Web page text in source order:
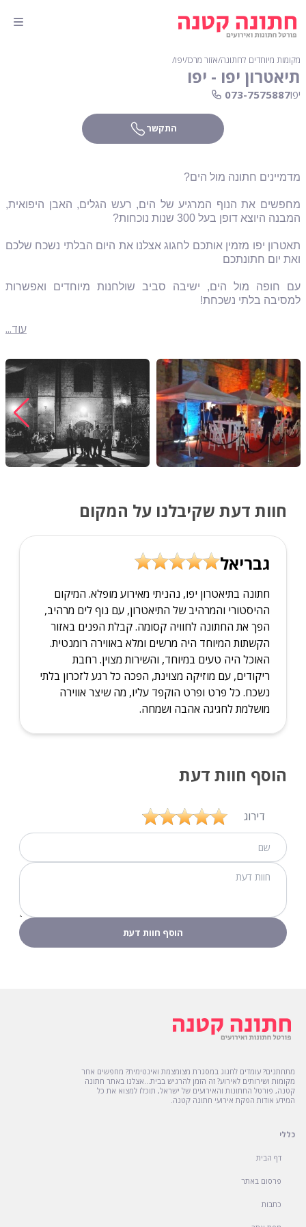
מקומות מיוחדים לחתונה∕אזור מרכז∕יפו∕
תיאטרון יפו - יפו
יפו073-7575887
התקשר
מדמיינים חתונה מול הים?
מחפשים את הנוף המרגיע של הים, רעש הגלים, האבן היפואית,
המבנה היוצא דופן בעל 300 שנות נוכחות?
תאטרון יפו מזמין אותכם לחגוג אצלנו את היום הבלתי נשכח שלכם
ואת יום חתונתכם
עם חופה מול הים, ישיבה סביב שולחנות מיוחדים ואפשרות
למסיבה בלתי נשכחת!
עוד...
חוות דעת שקיבלנו על המקום
גבריאל
חתונה בתיאטרון יפו, נהניתי מאירוע מופלא. המיקום
ההיסטורי והמרהיב של התיאטרון, עם נוף לים מרהיב,
הפך את החתונה לחוויה קסומה. קבלת הפנים באזור
הקשתות המיוחד היה מרשים ומלא באווירה רומנטית.
האוכל היה טעים במיוחד, והשירות מצוין. רחבת
ריקודים, עם מוזיקה מצוינת, הפכה כל רגע לזכרון בלתי
נשכח. כל פרט ופרט הוקפד עליו, מה שיצר אווירה
מושלמת לחגיגה אהבה ושמחה.
הוסף חוות דעת
דירוג
מתחתנים? עומדים לחגוג במסגרת מצומצמת ואינטימית? מחפשים אחר
מקומות ושירותים לאירוע? זה הזמן להרגיש בבית...אצלנו באתר חתונה
קטנה, פורטל החתונות והאירועים של ישראל, תוכלו למצוא את כל
המידע אודות הפקת אירועי חתונה קטנה.
כללי
דף הבית
פרסום באתר
כתבות